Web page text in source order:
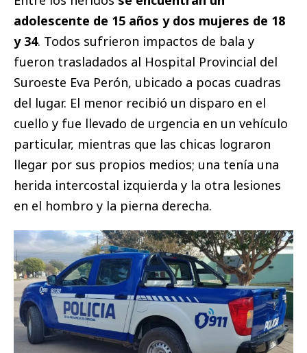
adolescente de 15 años y dos mujeres de 18
y 34. Todos sufrieron impactos de bala y
fueron trasladados al Hospital Provincial del
Suroeste Eva Perón, ubicado a pocas cuadras
del lugar. El menor recibió un disparo en el
cuello y fue llevado de urgencia en un vehículo
particular, mientras que las chicas lograron
llegar por sus propios medios; una tenía una
herida intercostal izquierda y la otra lesiones
en el hombro y la pierna derecha.